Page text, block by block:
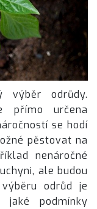
výběr odrůdy.
přímo určena
se hodí
pěstovat na
nenáročné
ale budou
odrůd je
podmínky